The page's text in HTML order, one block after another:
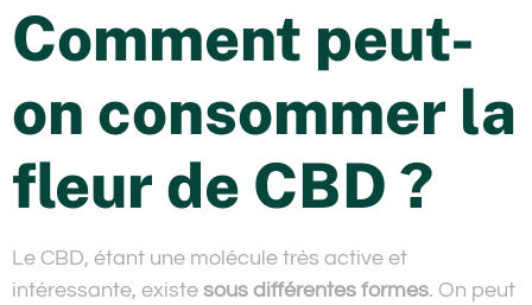
Comment peut-
on consommer la
fleur de CBD ?
Le CBD, étant une molécule très active et
intéressante, existe sous différentes formes. On peut